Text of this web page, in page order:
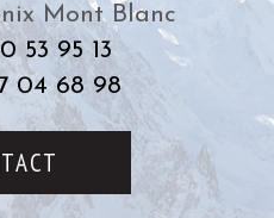
Mont Blanc
53 95 13
04 68 98